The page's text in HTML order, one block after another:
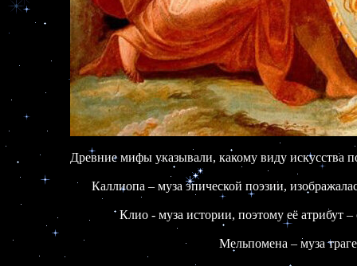
Древние мифы указывали, какому виду искусства
Каллиопа – муза эпической поэзии,
Клио - муза истории, поэтому её атрибут
Мельпомена – муза